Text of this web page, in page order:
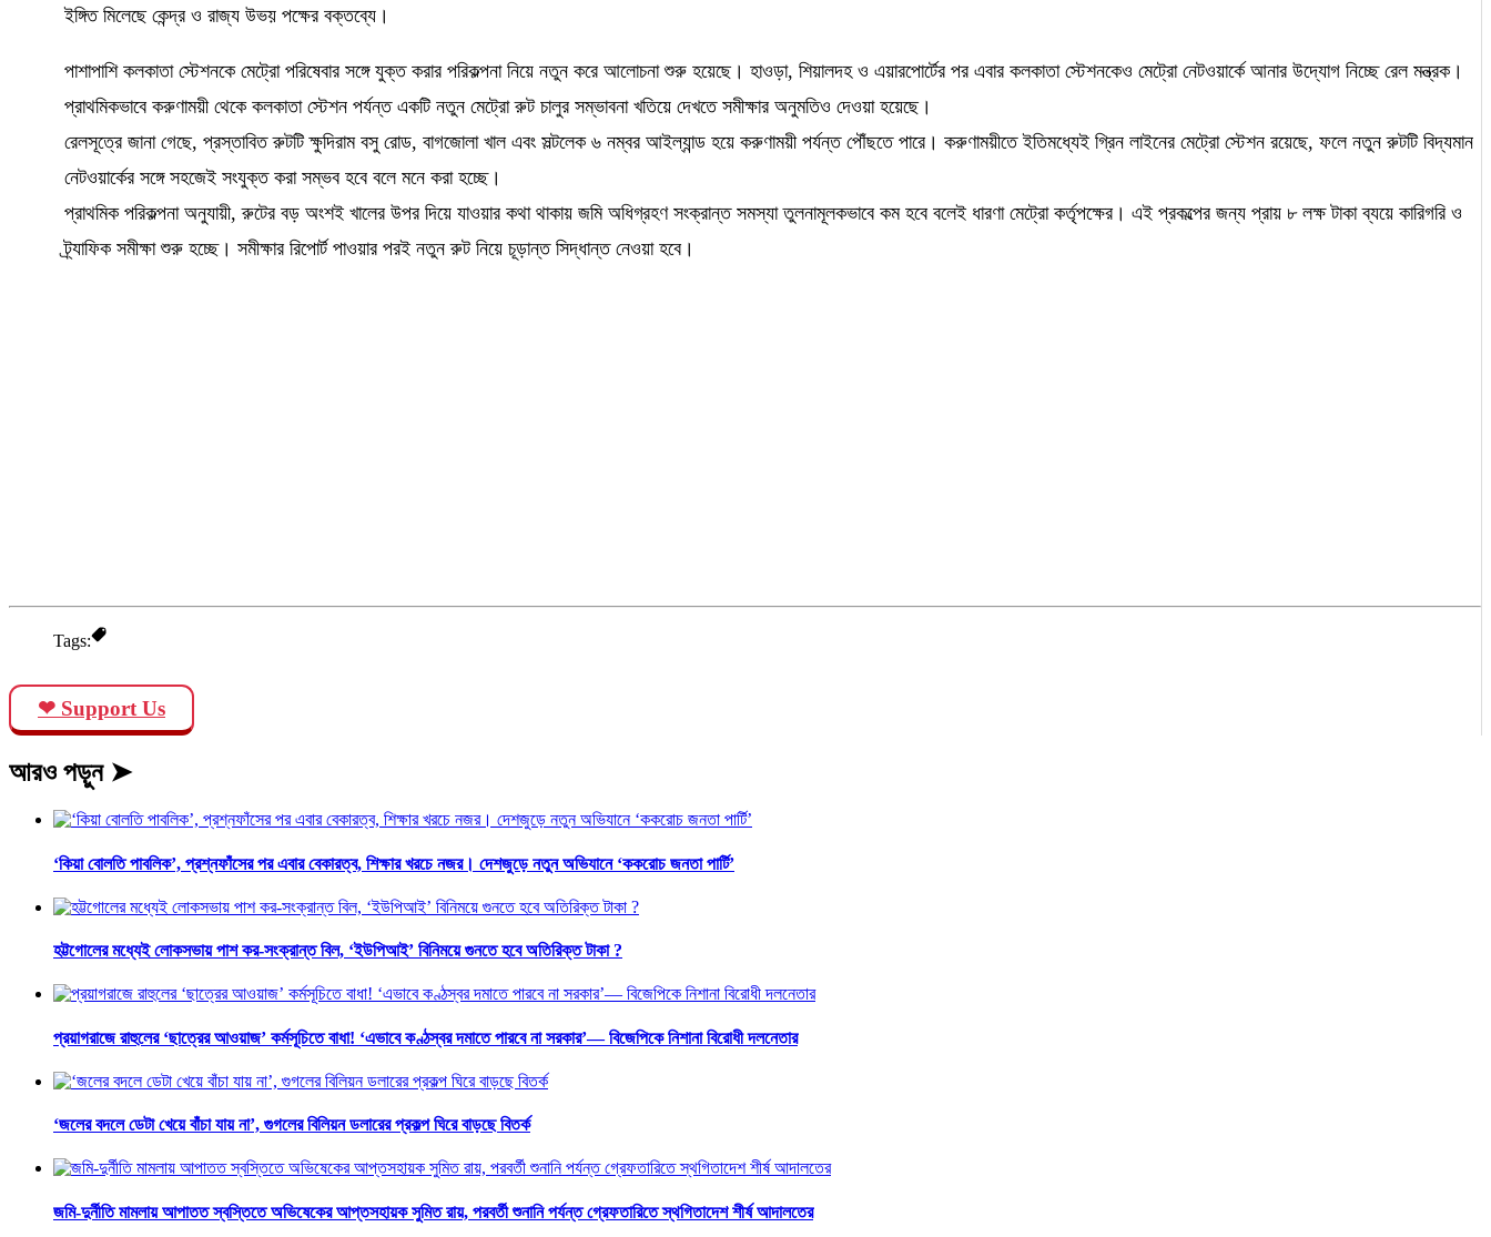
ইঙ্গিত মিলেছে কেন্দ্র ও রাজ্য উভয় পক্ষের বক্তব্যে।
পাশাপাশি কলকাতা স্টেশনকে মেট্রো পরিষেবার সঙ্গে যুক্ত করার পরিকল্পনা নিয়ে নতুন করে আলোচনা শুরু হয়েছে। হাওড়া, শিয়ালদহ ও এয়ারপোর্টের পর এবার কলকাতা স্টেশনকেও মেট্রো নেটওয়ার্কে আনার উদ্যোগ নিচ্ছে রেল মন্ত্রক।
প্রাথমিকভাবে করুণাময়ী থেকে কলকাতা স্টেশন পর্যন্ত একটি নতুন মেট্রো রুট চালুর সম্ভাবনা খতিয়ে দেখতে সমীক্ষার অনুমতিও দেওয়া হয়েছে।
রেলসূত্রে জানা গেছে, প্রস্তাবিত রুটটি ক্ষুদিরাম বসু রোড, বাগজোলা খাল এবং সল্টলেক ৬ নম্বর আইল্যান্ড হয়ে করুণাময়ী পর্যন্ত পৌঁছতে পারে। করুণাময়ীতে ইতিমধ্যেই গ্রিন লাইনের মেট্রো স্টেশন রয়েছে, ফলে নতুন রুটটি বিদ্যমান
নেটওয়ার্কের সঙ্গে সহজেই সংযুক্ত করা সম্ভব হবে বলে মনে করা হচ্ছে।
প্রাথমিক পরিকল্পনা অনুযায়ী, রুটের বড় অংশই খালের উপর দিয়ে যাওয়ার কথা থাকায় জমি অধিগ্রহণ সংক্রান্ত সমস্যা তুলনামূলকভাবে কম হবে বলেই ধারণা মেট্রো কর্তৃপক্ষের। এই প্রকল্পের জন্য প্রায় ৮ লক্ষ টাকা ব্যয়ে কারিগরি ও
ট্র্যাফিক সমীক্ষা শুরু হচ্ছে। সমীক্ষার রিপোর্ট পাওয়ার পরই নতুন রুট নিয়ে চূড়ান্ত সিদ্ধান্ত নেওয়া হবে।
Tags:
❤ Support Us
আরও পড়ুন ➤
‘কিয়া বোলতি পাবলিক’, প্রশ্নফাঁসের পর এবার বেকারত্ব, শিক্ষার খরচে নজর। দেশজুড়ে নতুন অভিযানে ‘ককরোচ জনতা পার্টি’
হট্টগোলের মধ্যেই লোকসভায় পাশ কর-সংক্রান্ত বিল, ‘ইউপিআই’ বিনিময়ে গুনতে হবে অতিরিক্ত টাকা ?
প্রয়াগরাজে রাহুলের ‘ছাত্রের আওয়াজ’ কর্মসূচিতে বাধা! ‘এভাবে কণ্ঠস্বর দমাতে পারবে না সরকার’— বিজেপিকে নিশানা বিরোধী দলনেতার
‘জলের বদলে ডেটা খেয়ে বাঁচা যায় না’, গুগলের বিলিয়ন ডলারের প্রকল্প ঘিরে বাড়ছে বিতর্ক
জমি-দুর্নীতি মামলায় আপাতত স্বস্তিতে অভিষেকের আপ্তসহায়ক সুমিত রায়, পরবর্তী শুনানি পর্যন্ত গ্রেফতারিতে স্থগিতাদেশ শীর্ষ আদালতের